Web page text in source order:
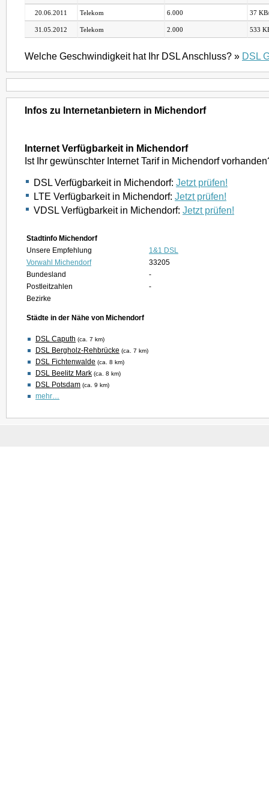
20.06.2011 Telekom 6.000 37
31.05.2012 Telekom 2.000 533
Welche Geschwindigkeit hat Ihr DSL Anschluss? » DSL
Infos zu Internetanbietern in Michendorf
Internet Verfügbarkeit in Michendorf
Ist Ihr gewünschter Internet Tarif in Michendorf
DSL Verfügbarkeit in Michendorf: Jetzt prüfen!
LTE Verfügbarkeit in Michendorf: Jetzt prüfen!
VDSL Verfügbarkeit in Michendorf: Jetzt prüfen!
Stadtinfo Michendorf
Unsere Empfehlung
1&1 DSL
Vorwahl Michendorf
33205
Bundesland
-
Postleitzahlen
-
Bezirke
Städte in der Nähe von Michendorf
DSL Caputh (ca. 7 km)
DSL Bergholz-Rehbrücke (ca. 7 km)
DSL Fichtenwalde (ca. 8 km)
DSL Beelitz Mark (ca. 8 km)
DSL Potsdam (ca. 9 km)
mehr…